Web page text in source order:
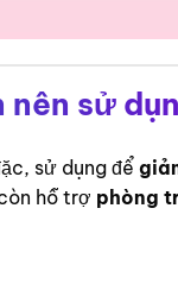
nên sử
sử dụng để
hỗ trợ phòng